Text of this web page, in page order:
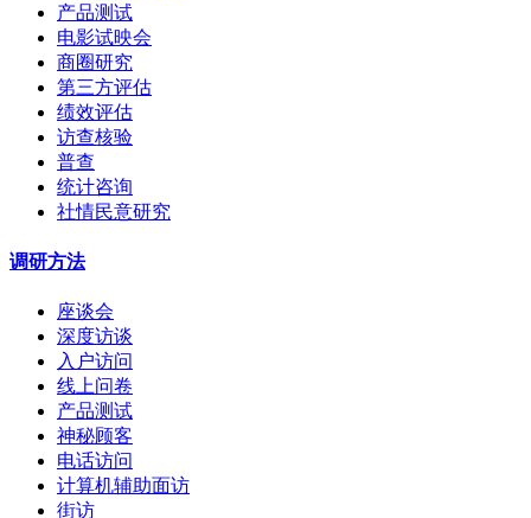
产品测试
电影试映会
商圈研究
第三方评估
绩效评估
访查核验
普查
统计咨询
社情民意研究
调研方法
座谈会
深度访谈
入户访问
线上问卷
产品测试
神秘顾客
电话访问
计算机辅助面访
街访